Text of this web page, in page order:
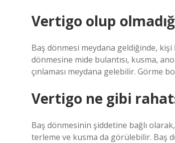
Vertigo olup
Baş dönmesi meydana geldiğinde,
dönmesine mide bulantısı, kusma,
çınlaması meydana gelebilir. Görme
Vertigo ne gibi
Baş dönmesinin şiddetine bağlı
terleme ve kusma da görülebilir. Baş